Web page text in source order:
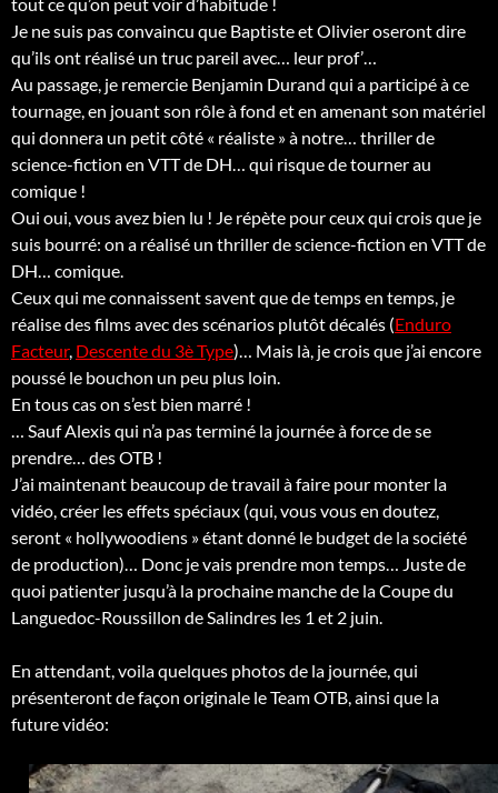
Je ne suis pas convaincu que Baptiste et Olivier oseront dire
qu’ils ont réalisé un truc pareil avec… leur prof’…
Au passage, je remercie Benjamin Durand qui a participé à ce
tournage, en jouant son rôle à fond et en amenant son matériel
qui donnera un petit côté « réaliste » à notre… thriller de
science-fiction en VTT de DH… qui risque de tourner au
comique !
Oui oui, vous avez bien lu ! Je répète pour ceux qui crois que je
suis bourré: on a réalisé un thriller de science-fiction en VTT de
DH… comique.
Ceux qui me connaissent savent que de temps en temps, je
réalise des films avec des scénarios plutôt décalés (Enduro
Facteur, Descente du 3è Type)… Mais là, je crois que j’ai encore
poussé le bouchon un peu plus loin.
En tous cas on s’est bien marré !
… Sauf Alexis qui n’a pas terminé la journée à force de se
prendre… des OTB !
J’ai maintenant beaucoup de travail à faire pour monter la
vidéo, créer les effets spéciaux (qui, vous vous en doutez,
seront « hollywoodiens » étant donné le budget de la société
de production)… Donc je vais prendre mon temps… Juste de
quoi patienter jusqu’à la prochaine manche de la Coupe du
Languedoc-Roussillon de Salindres les 1 et 2 juin.
En attendant, voila quelques photos de la journée, qui
présenteront de façon originale le Team OTB, ainsi que la
future vidéo: